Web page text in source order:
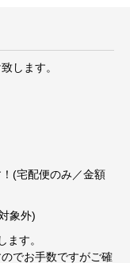
します。
(宅配便のみ／金額
象外)
す。
でお手数ですがご確